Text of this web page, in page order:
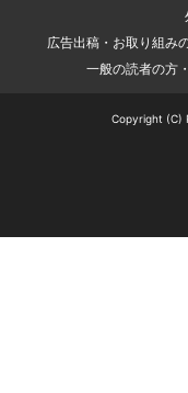
広告出稿・お取り組み
一般の読者の方
Copyright (C)